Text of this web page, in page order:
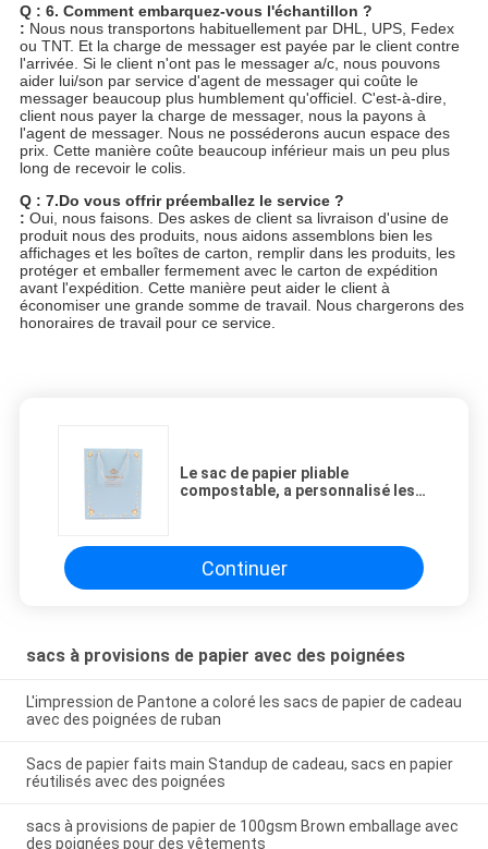
Q : 6. Comment embarquez-vous l'échantillon ?
: Nous nous transportons habituellement par DHL, UPS, Fedex
ou TNT. Et la charge de messager est payée par le client contre
l'arrivée. Si le client n'ont pas le messager a/c, nous pouvons
aider lui/son par service d'agent de messager qui coûte le
messager beaucoup plus humblement qu'officiel. C'est-à-dire,
client nous payer la charge de messager, nous la payons à
l'agent de messager. Nous ne posséderons aucun espace des
prix. Cette manière coûte beaucoup inférieur mais un peu plus
long de recevoir le colis.
Q : 7.Do vous offrir préemballez le service ?
: Oui, nous faisons. Des askes de client sa livraison d'usine de
produit nous des produits, nous aidons assemblons bien les
affichages et les boîtes de carton, remplir dans les produits, les
protéger et emballer fermement avec le carton de expédition
avant l'expédition. Cette manière peut aider le client à
économiser une grande somme de travail. Nous chargerons des
honoraires de travail pour ce service.
Le sac de papier pliable
compostable, a personnalisé les
Continuer
sacs à provisions de papier avec des poignées
L'impression de Pantone a coloré les sacs de papier de cadeau
avec des poignées de ruban
Sacs de papier faits main Standup de cadeau, sacs en papier
réutilisés avec des poignées
sacs à provisions de papier de 100gsm Brown emballage avec
des poignées pour des vêtements